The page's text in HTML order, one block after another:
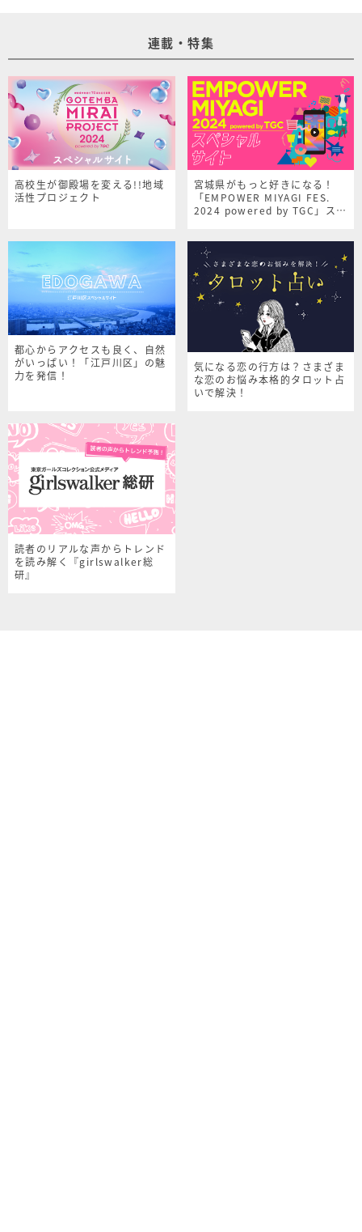
連載・特集
高校生が御殿場を変える!!地域
活性プロジェクト
宮城県がもっと好きになる！
「EMPOWER MIYAGI FES.
2024 powered by TGC」スペ
都心からアクセスも良く、自然
がいっぱい！「江戸川区」の魅
力を発信！
気になる恋の行方は？さまざま
な恋のお悩み本格的タロット占
いで解決！
読者のリアルな声からトレンド
を読み解く『girlswalker総
研』